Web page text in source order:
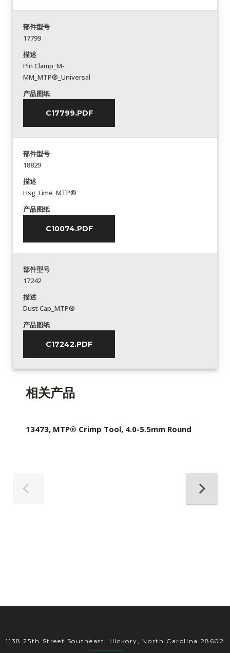
部件型号
17799
描述
Pin Clamp_M-
MM_MTP®_Universal
产品图纸
C17799.PDF
部件型号
18829
描述
Hsg_Lime_MTP®
产品图纸
C10074.PDF
部件型号
17242
描述
Dust Cap_MTP®
产品图纸
C17242.PDF
相关产品
13473, MTP® Crimp Tool, 4.0-5.5mm Round
1138 25th Street Southeast, Hickory, North Carolina 28602